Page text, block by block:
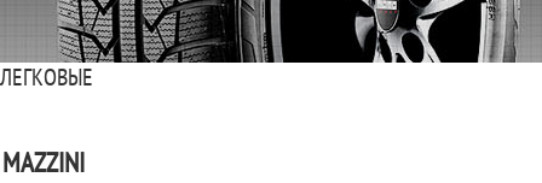
ЛЕГКОВЫЕ
MAZZINI